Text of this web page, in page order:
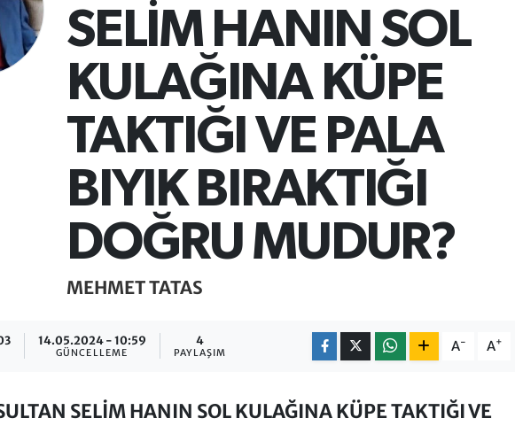
SELİM HANIN SOL
KULAĞINA KÜPE
TAKTIĞI VE PALA
BIYIK BIRAKTIĞI
DOĞRU MUDUR?
MEHMET TATAS
14.05.2024 - 10:59
GÜNCELLEME
4
PAYLAŞIM A- A+
SELİM HANIN SOL KULAĞINA KÜPE TAKTIĞI VE